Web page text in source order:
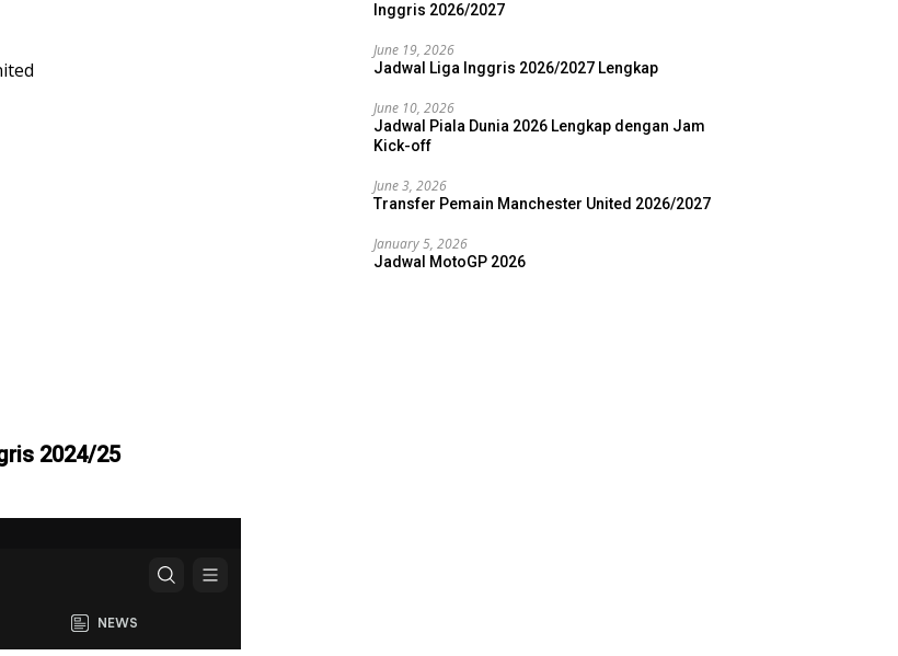
2024/25
Inggris 2026/2027
June 19, 2026
Jadwal Liga Inggris 2026/2027 Lengkap
June 10, 2026
Jadwal Piala Dunia 2026 Lengkap dengan Jam
Kick-off
June 3, 2026
Transfer Pemain Manchester United 2026/2027
January 5, 2026
Jadwal MotoGP 2026